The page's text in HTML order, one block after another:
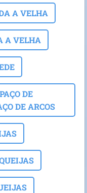
A VELHA
A VELHA
DE
DE ARCOS